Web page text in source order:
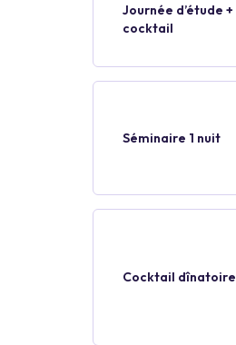
Journée d’étude +
cocktail
Séminaire 1 nuit
Cocktail dînatoire